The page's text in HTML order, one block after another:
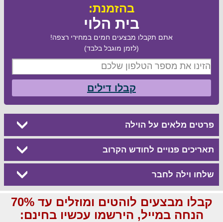
בהזמנת:
בית הלוי
אתם תקבלו מבצעים חמים במחירי רצפה!
(לזמן מוגבל בלבד)
קבלו דילים
פרטים מלאים על הוילה
תאריכים פנויים לחודש הקרוב
שלחו וילה לחבר
קבלו מבצעים לוהטים ומוזלים עד 70%
הנחה במייל, הירשמו עכשיו בחינם: